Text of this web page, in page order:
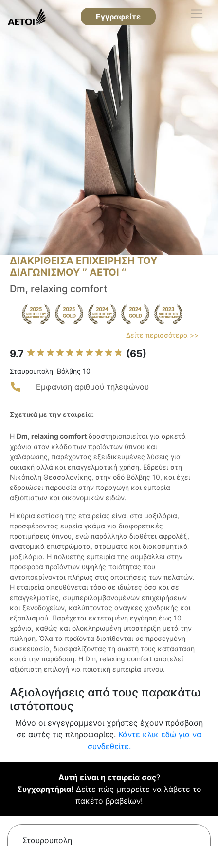
Εγγραφείτε
ΔΙΑΚΡΙΘΕΙΣΑ ΕΠΙΧΕΙΡΗΣΗ ΤΟΥ
ΔΙΑΓΩΝΙΣΜΟΥ ‘’ ΑΕΤΟΙ ‘’
Dm, relaxing comfort
Δείτε περισσότερα >>
9.7 (65)
Σταυρουπολη, Βόλβης 10
Εμφάνιση αριθμού τηλεφώνου
Σχετικά με την εταιρεία:
Η Dm, relaxing comfort δραστηριοποιείται για αρκετά
χρόνια στον κλάδο των προϊόντων ύπνου και
χαλάρωσης, παρέχοντας εξειδικευμένες λύσεις για
οικιακή αλλά και επαγγελματική χρήση. Εδρεύει στη
Νικόπολη Θεσσαλονίκης, στην οδό Βόλβης 10, και έχει
εδραιώσει παρουσία στην παραγωγή και εμπορία
αξιόπιστων και οικονομικών ειδών.
Η κύρια εστίαση της εταιρείας είναι στα μαξιλάρια,
προσφέροντας ευρεία γκάμα για διαφορετικές
προτιμήσεις ύπνου, ενώ παράλληλα διαθέτει αφρολέξ,
ανατομικά επιστρώματα, στρώματα και διακοσμητικά
μαξιλάρια. Η πολυετής εμπειρία της συμβάλλει στην
προσφορά προϊόντων υψηλής ποιότητας που
ανταποκρίνονται πλήρως στις απαιτήσεις των πελατών.
Η εταιρεία απευθύνεται τόσο σε ιδιώτες όσο και σε
επαγγελματίες, συμπεριλαμβανομένων επιχειρήσεων
και ξενοδοχείων, καλύπτοντας ανάγκες χονδρικής και
εξοπλισμού. Παρέχεται εκτεταμένη εγγύηση έως 10
χρόνια, καθώς και ολοκληρωμένη υποστήριξη μετά την
πώληση. Όλα τα προϊόντα διατίθενται σε προσεγμένη
συσκευασία, διασφαλίζοντας τη σωστή τους κατάσταση
κατά την παράδοση. Η Dm, relaxing comfort αποτελεί
αξιόπιστη επιλογή για ποιοτική εμπειρία ύπνου.
Αξιολογήσεις από τους παρακάτω
ιστότοπους
Μόνο οι εγγεγραμμένοι χρήστες έχουν πρόσβαση
σε αυτές τις πληροφορίες. Κάντε κλικ εδώ για να
συνδεθείτε.
Αυτή είναι η εταιρεία σας?
Συγχαρητήρια! Δείτε πώς μπορείτε να λάβετε το
πακέτο βραβείων!
Σταυρουπολη